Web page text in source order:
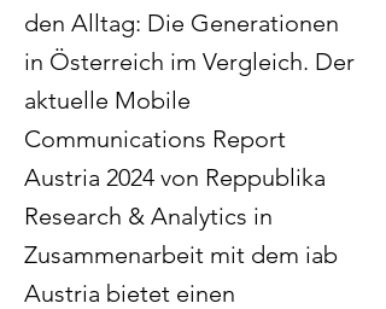
den Alltag: Die Generationen
in Österreich im Vergleich. Der
aktuelle Mobile
Communications Report
Austria 2024 von Reppublika
Research & Analytics in
Zusammenarbeit mit dem iab
Austria bietet einen